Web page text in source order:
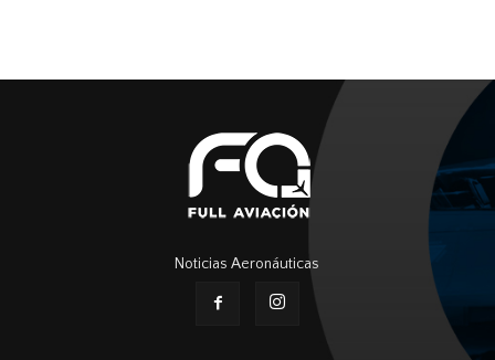
Noticias Aeronáuticas